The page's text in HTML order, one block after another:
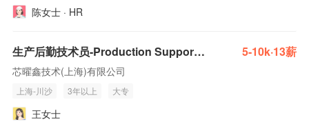
陈女士 · HR
生产后勤技术员-Production Support Technician(J10449) 5-10k·13薪
芯曜鑫技术(上海)有限公司
上海-川沙 3年以上 大专
王女士